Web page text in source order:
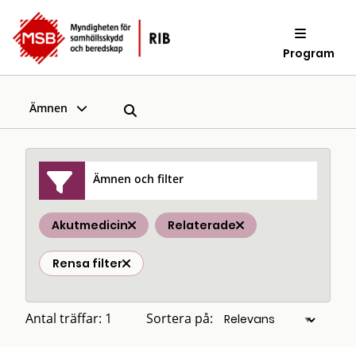
Program
Ämnen
Ämnen och filter
Akutmedicin Relaterade
Rensa filter
Antal träffar: 1 Sortera på: